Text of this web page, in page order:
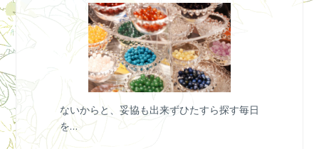
ないからと、妥協も出来ずひたすら探す毎日
を…